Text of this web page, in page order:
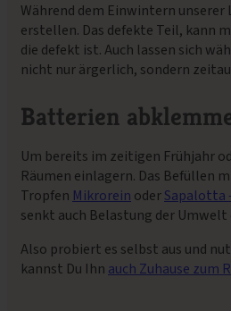
Während dem Einwintern
erstellen. Das defekte Teil, kann
die defekt ist. Auch lassen sich
nicht nur ärgerlich, sondern
Batterien
Um bereits im zeitigen Frühjahr
Räumen einlagern. Das Befüllen
Tropfen Mikrorein oderSapalotta
senkt auch Belastung der
Also probiert es selbst aus und
kannst Du Ihn auch Zuhause zum